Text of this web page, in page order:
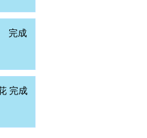
完成
島田中溝町 杏の花 完成